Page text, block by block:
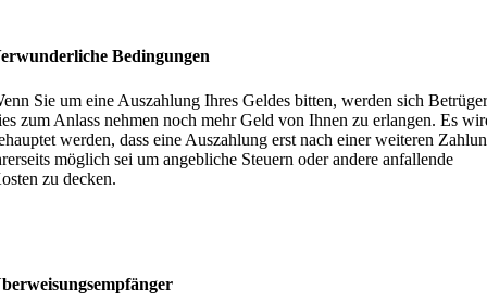
Bedingungen
Sie um eine Auszahlung Ihres Geldes bitten, werden sich
zum Anlass nehmen noch mehr Geld von Ihnen zu erlangen. Es
werden, dass eine Auszahlung erst nach einer weiteren
möglich sei um angebliche Steuern oder andere anfallende
zu decken.